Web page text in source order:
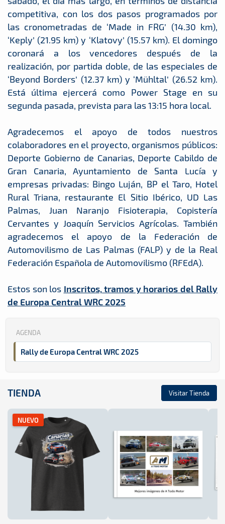
competitiva, con los dos pasos programados por
las cronometradas de ‘Made in FRG’ (14.30 km),
‘Keply’ (21.95 km) y ‘Klatovy’ (15.57 km). El domingo
coronará a los vencedores después de la
realización, por partida doble, de las especiales de
‘Beyond Borders’ (12.37 km) y ‘Mühltal’ (26.52 km).
Está última ejercerá como Power Stage en su
segunda pasada, prevista para las 13:15 hora local.
Agradecemos el apoyo de todos nuestros
colaboradores en el proyecto, organismos públicos:
Deporte Gobierno de Canarias, Deporte Cabildo de
Gran Canaria, Ayuntamiento de Santa Lucía y
empresas privadas: Bingo Luján, BP el Taro, Hotel
Rural Triana, restaurante El Sitio Ibérico, UD Las
Palmas, Juan Naranjo Fisioterapia, Copistería
Cervantes y Joaquín Servicios Agrícolas. También
agradecemos el apoyo de la Federación de
Automovilismo de Las Palmas (FALP) y de la Real
Federación Española de Automovilismo (RFEdA).
Estos son los Inscritos, tramos y horarios del Rally
de Europa Central WRC 2025
AGENDA
Rally de Europa Central WRC 2025
TIENDA Visitar Tienda
NUEVO